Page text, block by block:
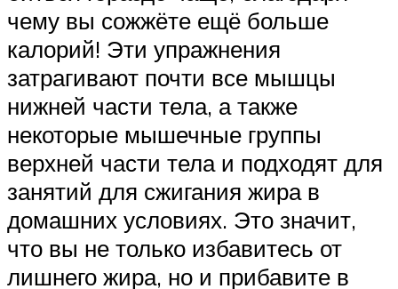
чему вы сожжёте ещё больше
калорий! Эти упражнения
затрагивают почти все мышцы
нижней части тела, а также
некоторые мышечные группы
верхней части тела и подходят для
занятий для сжигания жира в
домашних условиях. Это значит,
что вы не только избавитесь от
лишнего жира, но и прибавите в